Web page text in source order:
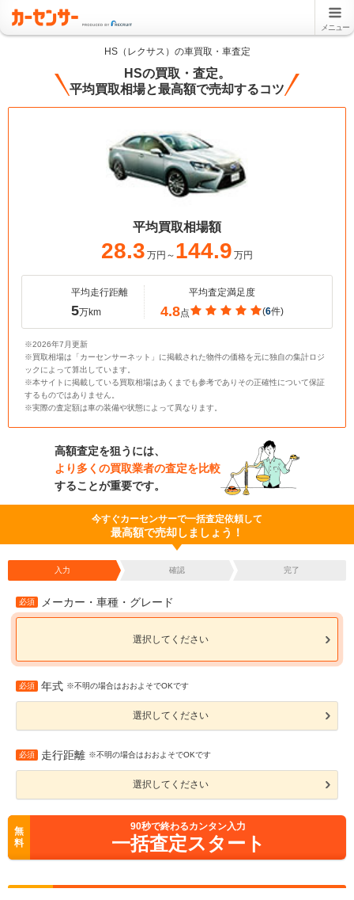
メニュー
HS（レクサス）の車買取・車査定
HSの買取・査定。
平均買取相場と最高額で売却するコツ
平均買取相場額
28.3 万円～ 144.9 万円
平均走行距離
5万km
平均査定満足度
4.8点 (6件)
※2026年7月更新
※買取相場は「カーセンサーネット」に掲載された物件の価格を元に独自の集計ロジ
ックによって算出しています。
※本サイトに掲載している買取相場はあくまでも参考でありその正確性について保証
するものではありません。
※実際の査定額は車の装備や状態によって異なります。
高額査定を狙うには、
より多くの買取業者の査定を比較
することが重要です。
今すぐカーセンサーで一括査定依頼して
最高額で売却しましょう！
入力 確認 完了
必須 メーカー・車種・グレード
選択してください
必須 年式 ※不明の場合はおおよそでOKです
選択してください
必須 走行距離 ※不明の場合はおおよそでOKです
選択してください
無
料
90秒で終わるカンタン入力
一括査定スタート